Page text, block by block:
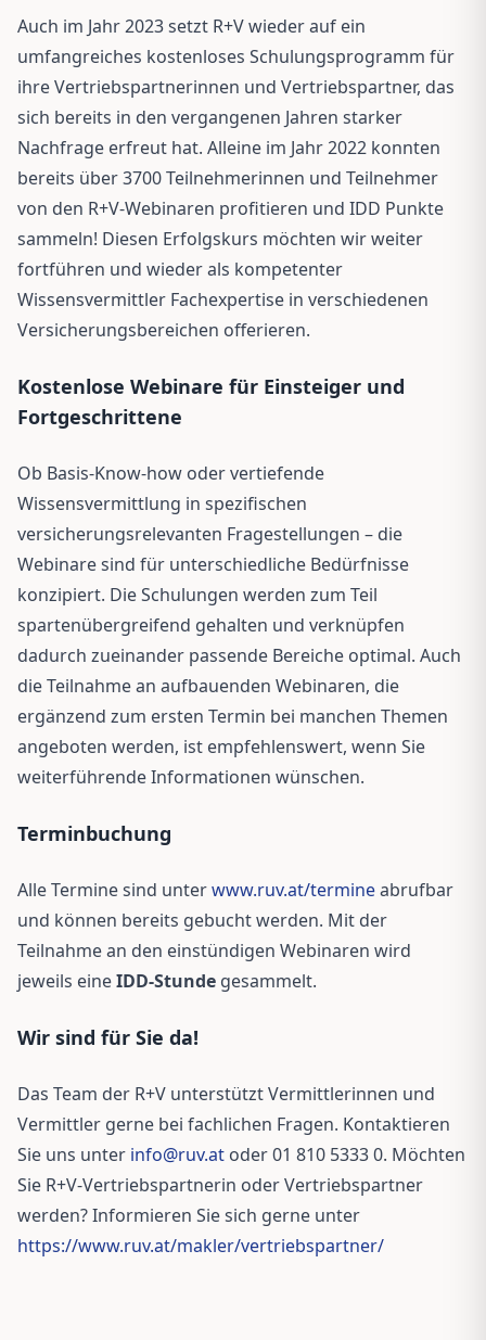
Auch im Jahr 2023 setzt R+V wieder auf ein
umfangreiches kostenloses Schulungsprogramm für
ihre Vertriebspartnerinnen und Vertriebspartner, das
sich bereits in den vergangenen Jahren starker
Nachfrage erfreut hat. Alleine im Jahr 2022 konnten
bereits über 3700 Teilnehmerinnen und Teilnehmer
von den R+V-Webinaren profitieren und IDD Punkte
sammeln! Diesen Erfolgskurs möchten wir weiter
fortführen und wieder als kompetenter
Wissensvermittler Fachexpertise in verschiedenen
Versicherungsbereichen offerieren.
Kostenlose Webinare für Einsteiger und
Fortgeschrittene
Ob Basis-Know-how oder vertiefende
Wissensvermittlung in spezifischen
versicherungsrelevanten Fragestellungen – die
Webinare sind für unterschiedliche Bedürfnisse
konzipiert. Die Schulungen werden zum Teil
spartenübergreifend gehalten und verknüpfen
dadurch zueinander passende Bereiche optimal. Auch
die Teilnahme an aufbauenden Webinaren, die
ergänzend zum ersten Termin bei manchen Themen
angeboten werden, ist empfehlenswert, wenn Sie
weiterführende Informationen wünschen.
Terminbuchung
Alle Termine sind unterwww.ruv.at/termineabrufbar
und können bereits gebucht werden. Mit der
Teilnahme an den einstündigen Webinaren wird
jeweils eineIDD-Stunde gesammelt.
Wir sind für Sie da!
Das Team der R+V unterstützt Vermittlerinnen und
Vermittler gerne bei fachlichen Fragen. Kontaktieren
Sie uns unter info@ruv.at oder 01 810 5333 0. Möchten
Sie R+V-Vertriebspartnerin oder Vertriebspartner
werden? Informieren Sie sich gerne unter
https://www.ruv.at/makler/vertriebspartner/